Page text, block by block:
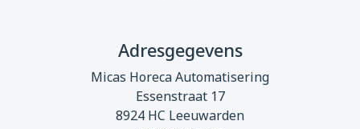
Adresgegevens
Micas Horeca Automatisering
Essenstraat 17
8924 HC Leeuwarden